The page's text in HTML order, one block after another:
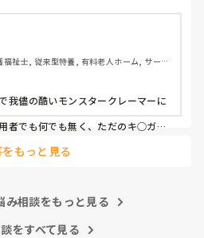
として間違っている考えだとは思
をしていく必要があるのでしょう
介護職員をやりたくなくなると思
福祉士, 従来型特養, 有料老人ホーム, サービ
我儘の酷いモンスタークレーマーに
者でも何でも無く、ただのキ○ガイ
人達には、毅然とした態度や対応が
辞めて行きます。
、介護職に取っても働きやすい職場
もっと見る
み相談をもっと見る
をすべて見る